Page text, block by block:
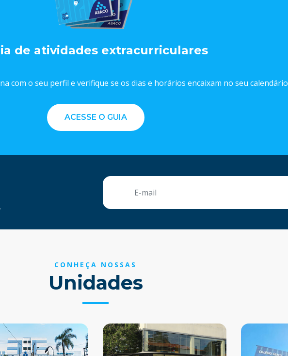
de atividades extracurriculares
com o seu perfil e verifique se os dias e horários encaixam no seu calendário
ACESSE O GUIA
CONHEÇA NOSSAS
Unidades